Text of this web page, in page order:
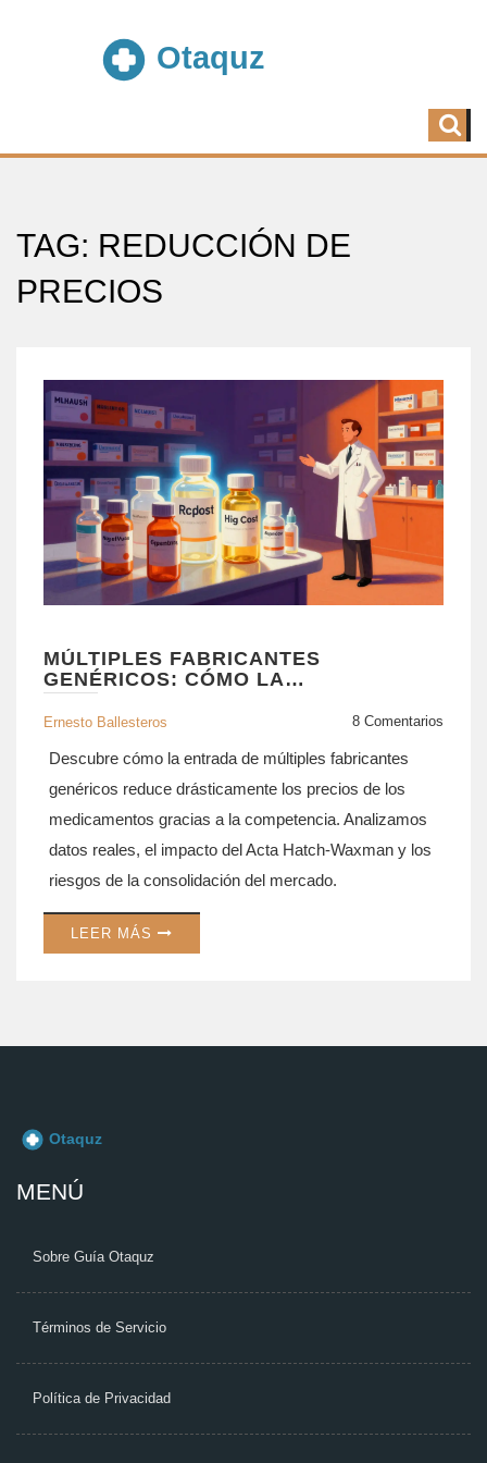
TAG: REDUCCIÓN DE
PRECIOS
MÚLTIPLES FABRICANTES
GENÉRICOS: CÓMO LA
COMPETENCIA REDUCE LOS
PRECIOS
Ernesto Ballesteros 8 Comentarios
Descubre cómo la entrada de múltiples fabricantes
genéricos reduce drásticamente los precios de los
medicamentos gracias a la competencia. Analizamos
datos reales, el impacto del Acta Hatch-Waxman y los
riesgos de la consolidación del mercado.
LEER MÁS
MENÚ
Sobre Guía Otaquz
Términos de Servicio
Política de Privacidad